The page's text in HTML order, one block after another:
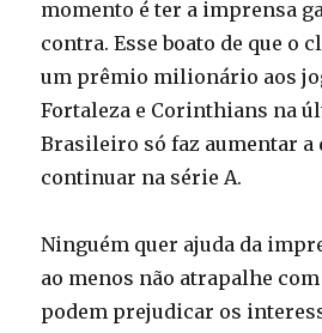
momento é ter a imprensa
contra. Esse boato de que o
um prêmio milionário aos
Fortaleza e Corinthians na
Brasileiro só faz aumentar
continuar na série A.
Ninguém quer ajuda da
ao menos não atrapalhe
podem prejudicar os